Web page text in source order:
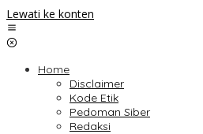
Lewati ke konten
Home
Disclaimer
Kode Etik
Pedoman Siber
Redaksi